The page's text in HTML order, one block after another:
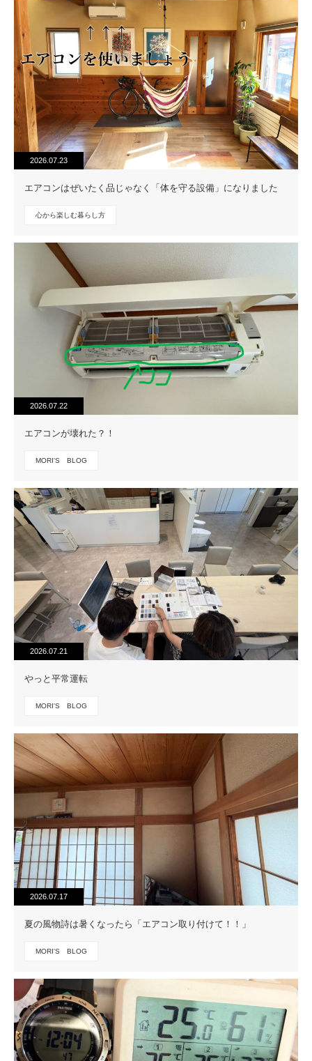
2026.07.23
エアコンはぜいたく品じゃなく「体を守る設備」になりました
心から楽しむ暮らし方
2026.07.22
エアコンが壊れた？！
MORI'S BLOG
2026.07.21
やっと平常運転
MORI'S BLOG
2026.07.17
夏の風物詩は暑くなったら「エアコン取り付けて！！」
MORI'S BLOG